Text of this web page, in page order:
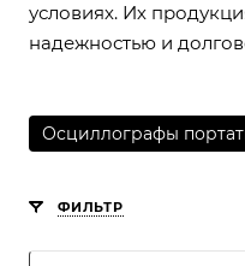
условиях. Их
надежностью и
Осциллографы
ФИЛЬТР